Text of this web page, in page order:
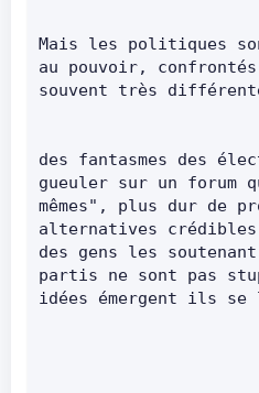
Mais les politiques
au pouvoir,
souvent très
des fantasmes des
gueuler sur un forum
mêmes", plus dur de
alternatives
des gens les
partis ne sont pas
idées émergent ils se